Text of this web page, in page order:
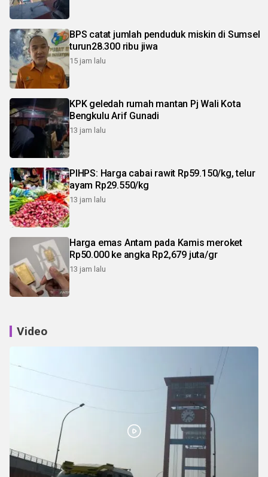
BPS catat jumlah penduduk miskin di Sumsel
turun28.300 ribu jiwa
15 jam lalu
KPK geledah rumah mantan Pj Wali Kota
Bengkulu Arif Gunadi
13 jam lalu
PIHPS: Harga cabai rawit Rp59.150/kg, telur
ayam Rp29.550/kg
13 jam lalu
Harga emas Antam pada Kamis meroket
Rp50.000 ke angka Rp2,679 juta/gr
13 jam lalu
Video